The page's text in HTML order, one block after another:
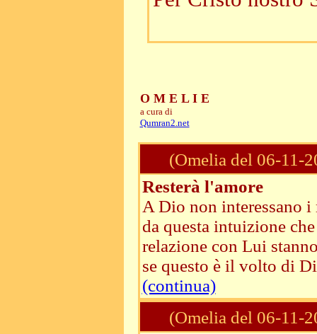
O M E L I E
a cura di
Qumran2.net
(Omelia del 06-11-
Resterà l'amore
A Dio non interessano
da questa intuizione
relazione con Lui
se questo è il volto di
(continua)
(Omelia del 06-11-